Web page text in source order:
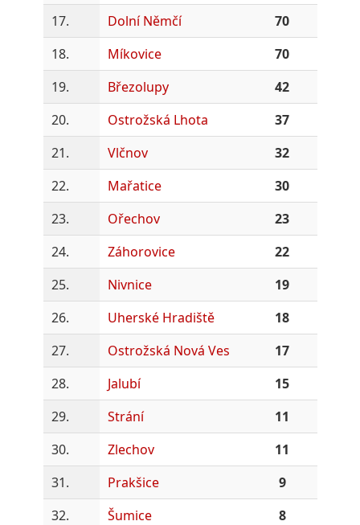
17.
Dolní Němčí
70
18.
Míkovice
70
19.
Březolupy
42
20.
Ostrožská Lhota
37
21.
Vlčnov
32
22.
Mařatice
30
23.
Ořechov
23
24.
Záhorovice
22
25.
Nivnice
19
26.
Uherské Hradiště
18
27.
Ostrožská Nová Ves
17
28.
Jalubí
15
29.
Strání
11
30.
Zlechov
11
31.
Prakšice
9
32.
Šumice
8